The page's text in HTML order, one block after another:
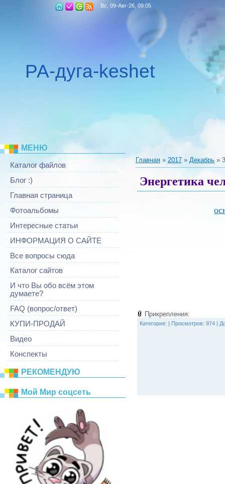
Вс, 09-Авг-26, 09:05
РА-дуга-keshet
МЕНЮ
Каталог файлов
Блог :)
Главная страница
Фотоальбомы
Интересные статьи
ИНФОРМАЦИЯ О САЙТЕ
Все вопросы сюда
Каталог сайтов
И что Вы обо всём этом
думаете?
FAQ (вопрос/ответ)
КУПИ-ПРОДАЙ
Видео
Конспекты
РЕКОМЕНДУЮ
Mой Mир соцсеть
Главная » 2017 » Декабрь »
Энергетика
Прикрепления:
Категория: Просмотров: 974 |